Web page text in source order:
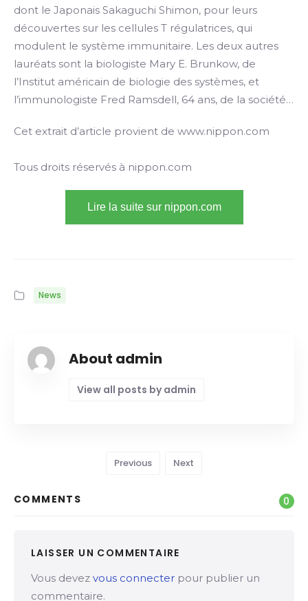
dont le Japonais Sakaguchi Shimon, pour leurs
découvertes sur les cellules T régulatrices, qui
modulent le système immunitaire. Les deux autres
lauréats sont la biologiste Mary E. Brunkow, de
l’Institut américain de biologie des systèmes, et
l’immunologiste Fred Ramsdell, 64 ans, de la société…
Cet extrait d’article provient de www.nippon.com
Tous droits réservés à nippon.com
Lire la suite sur nippon.com
News
About admin
View all posts by admin
Previous Next
COMMENTS 0
LAISSER UN COMMENTAIRE
Vous devez vous connecter pour publier un
commentaire.